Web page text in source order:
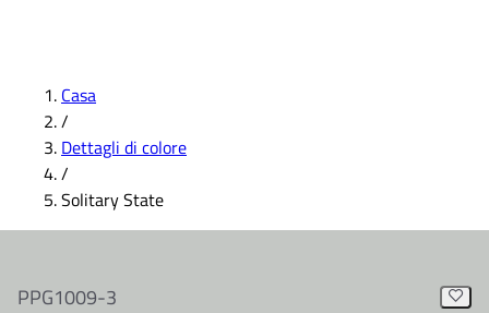
Casa
/
Dettagli di colore
/
Solitary State
PPG1009-3